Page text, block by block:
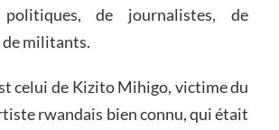
politiques, de journalistes, de
de militants.
celui de Kizito Mihigo, victime du
rwandais bien connu, qui était